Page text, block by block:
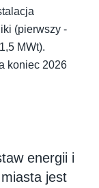
(pierwszy -
MWt).
koniec 2026
energii i
jest